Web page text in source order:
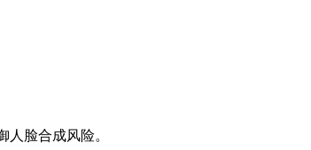
脸合成风险。